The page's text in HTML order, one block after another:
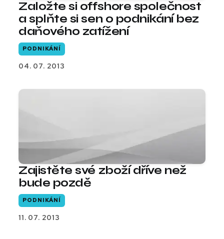
Založte si offshore společnost
a splňte si sen o podnikání bez
daňového zatížení
PODNIKÁNÍ
04. 07. 2013
Zajistěte své zboží dříve než
bude pozdě
PODNIKÁNÍ
11. 07. 2013